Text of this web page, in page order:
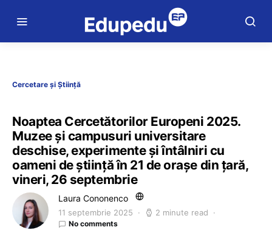
Cercetare și Știință
Noaptea Cercetătorilor Europeni 2025.
Muzee și campusuri universitare
deschise, experimente și întâlniri cu
oameni de știință în 21 de orașe din țară,
vineri, 26 septembrie
Laura Cononenco
11 septembrie 2025 2 minute read
No comments